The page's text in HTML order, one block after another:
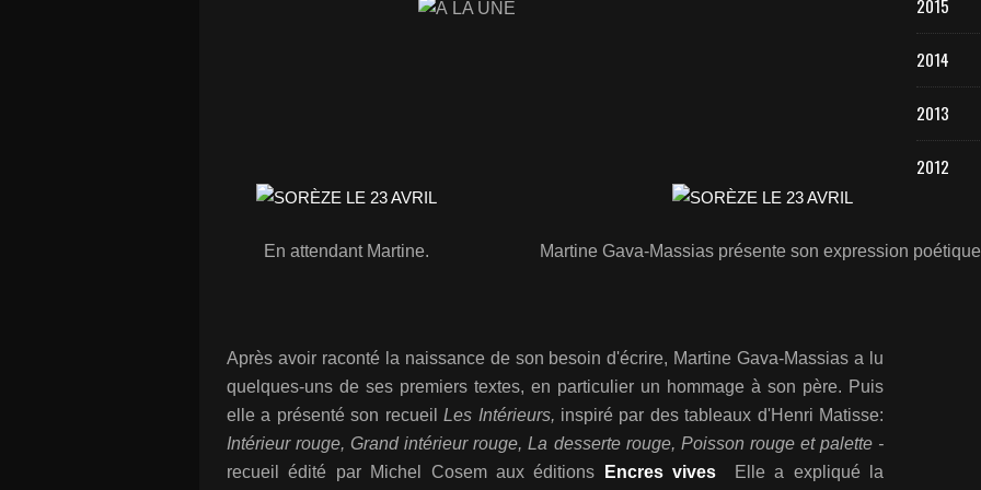
En attendant Martine. Martine Gava-Massias présente son expression
Après avoir raconté la naissance de son besoin d'écrire, Martine Gava-Massias a lu
quelques-uns de ses premiers textes, en particulier un hommage à son père. Puis
elle a présenté son recueilLes Intérieurs, inspiré par des tableaux d'Henri Matisse:
Intérieur rouge, Grand intérieur rouge, La desserte rouge, Poisson rouge et palette -
recueil édité par Michel Cosem aux éditions
Encres vives Elle a expliqué la
2015
2014
2013
2012